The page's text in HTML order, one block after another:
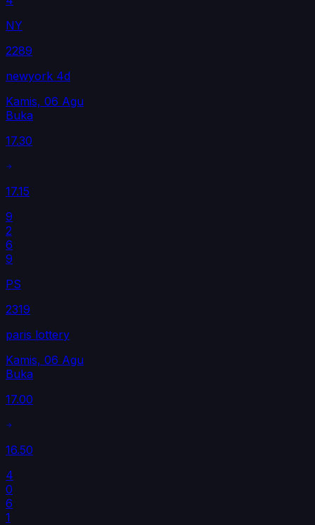
NY
2289
newyork 4d
Kamis, 06 Agu
Buka
17.30
17.15
9
2
6
9
PS
2319
paris lottery
Kamis, 06 Agu
Buka
17.00
16.50
4
0
6
1